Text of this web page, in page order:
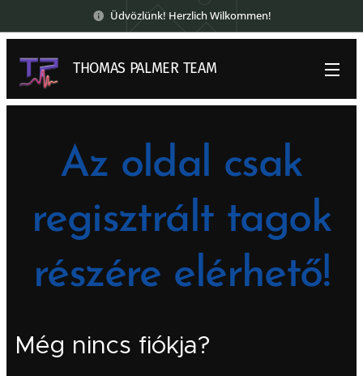
Üdvözlünk! Herzlich Wilkommen!
THOMAS PALMER TEAM
Az oldal csak
regisztrált tagok
részére elérhető!
Még nincs fiókja?